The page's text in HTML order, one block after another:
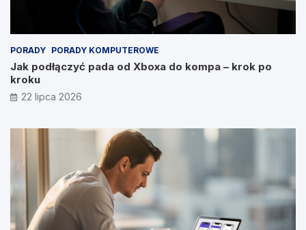
PORADY PORADY KOMPUTEROWE
Jak podłączyć pada od Xboxa do kompa – krok po
kroku
22 lipca 2026